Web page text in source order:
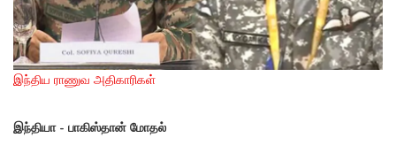
இந்திய ராணுவ அதிகாரிகள்
இந்தியா - பாகிஸ்தான் மோதல்